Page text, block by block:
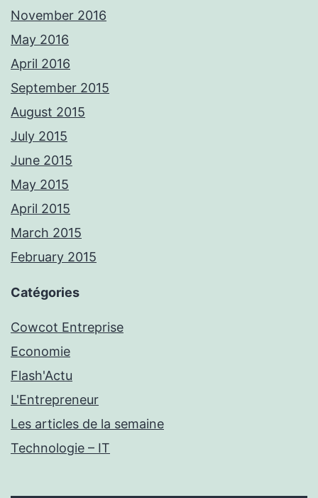
November 2016
May 2016
April 2016
September 2015
August 2015
July 2015
June 2015
May 2015
April 2015
March 2015
February 2015
Catégories
Cowcot Entreprise
Economie
Flash'Actu
L'Entrepreneur
Les articles de la semaine
Technologie – IT